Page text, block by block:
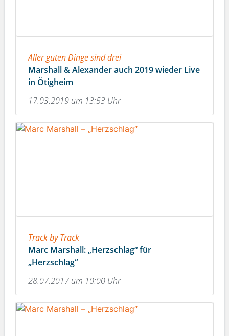
Aller guten Dinge sind drei
Marshall & Alexander auch 2019 wieder Live
in Ötigheim
17.03.2019 um 13:53 Uhr
Track by Track
Marc Marshall: „Herzschlag“ für
„Herzschlag“
28.07.2017 um 10:00 Uhr